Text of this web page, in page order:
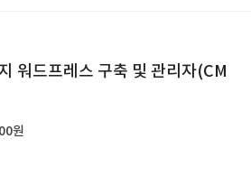
워드프레스 구축 및 관리자(CM
원